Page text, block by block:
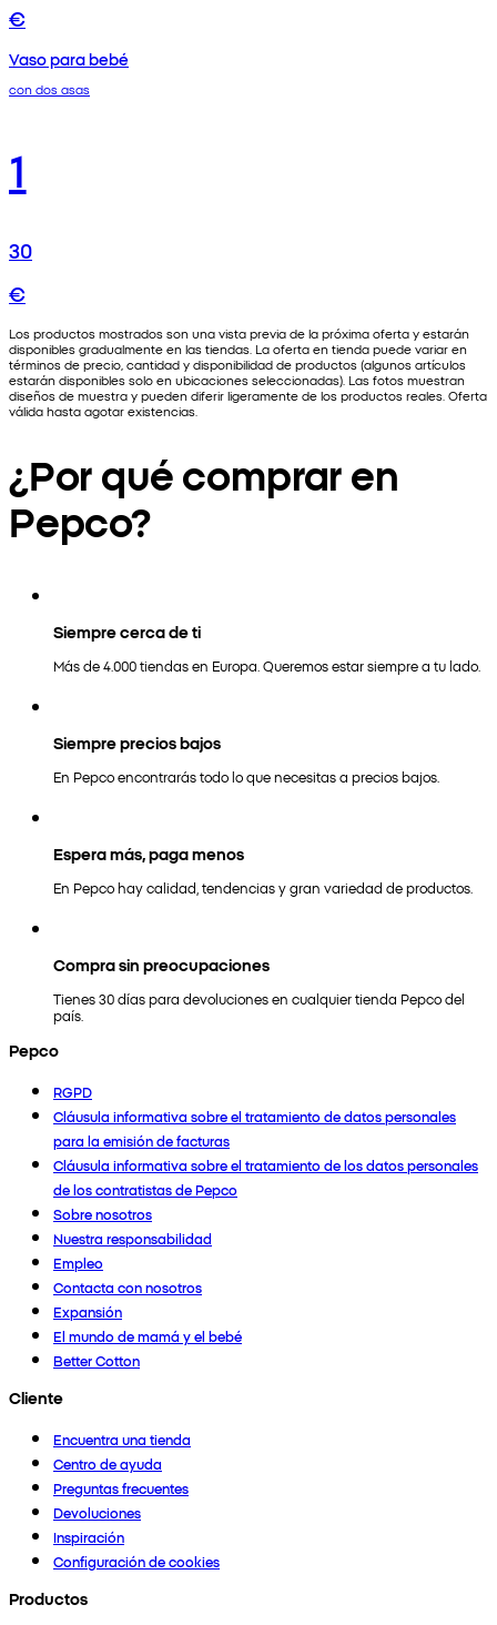
€
Vaso para bebé
con dos asas
1
30
€
Los productos mostrados son una vista previa de la próxima oferta y estarán
disponibles gradualmente en las tiendas. La oferta en tienda puede variar en
términos de precio, cantidad y disponibilidad de productos (algunos artículos
estarán disponibles solo en ubicaciones seleccionadas). Las fotos muestran
diseños de muestra y pueden diferir ligeramente de los productos reales. Oferta
válida hasta agotar existencias.
¿Por qué comprar en
Pepco?
Siempre cerca de ti
Más de 4.000 tiendas en Europa. Queremos estar siempre a tu lado.
Siempre precios bajos
En Pepco encontrarás todo lo que necesitas a precios bajos.
Espera más, paga menos
En Pepco hay calidad, tendencias y gran variedad de productos.
Compra sin preocupaciones
Tienes 30 días para devoluciones en cualquier tienda Pepco del
país.
Pepco
RGPD
Cláusula informativa sobre el tratamiento de datos personales
para la emisión de facturas
Cláusula informativa sobre el tratamiento de los datos personales
de los contratistas de Pepco
Sobre nosotros
Nuestra responsabilidad
Empleo
Contacta con nosotros
Expansión
El mundo de mamá y el bebé
Better Cotton
Cliente
Encuentra una tienda
Centro de ayuda
Preguntas frecuentes
Devoluciones
Inspiración
Configuración de cookies
Productos